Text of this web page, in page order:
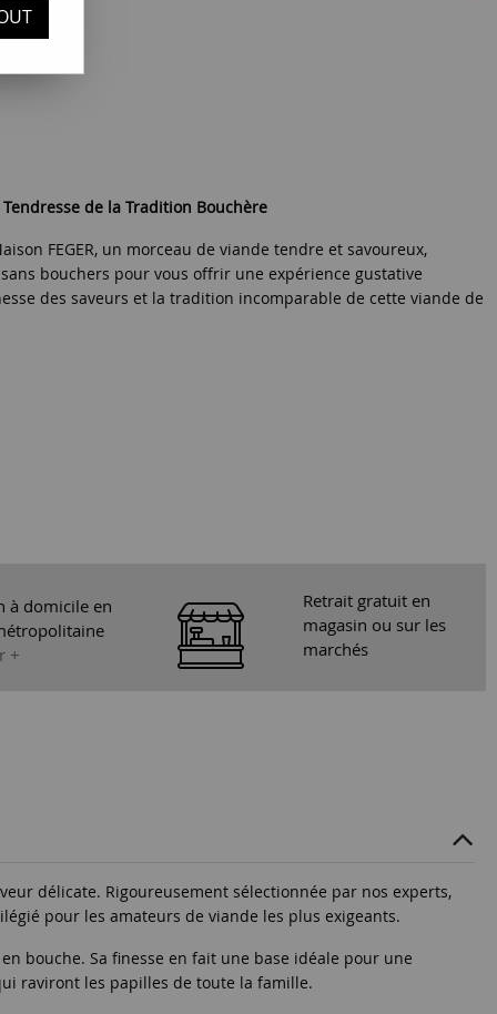
avis !
Tendresse de la Tradition Bouchère
FEGER, un morceau de viande tendre et savoureux,
bouchers pour vous offrir une expérience gustative
des saveurs et la tradition incomparable de cette viande de
à domicile en
+
Retrait gratuit en
magasin ou sur les
marchés
délicate. Rigoureusement sélectionnée par nos experts,
pour les amateurs de viande les plus exigeants.
bouche. Sa finesse en fait une base idéale pour une
raviront les papilles de toute la famille.